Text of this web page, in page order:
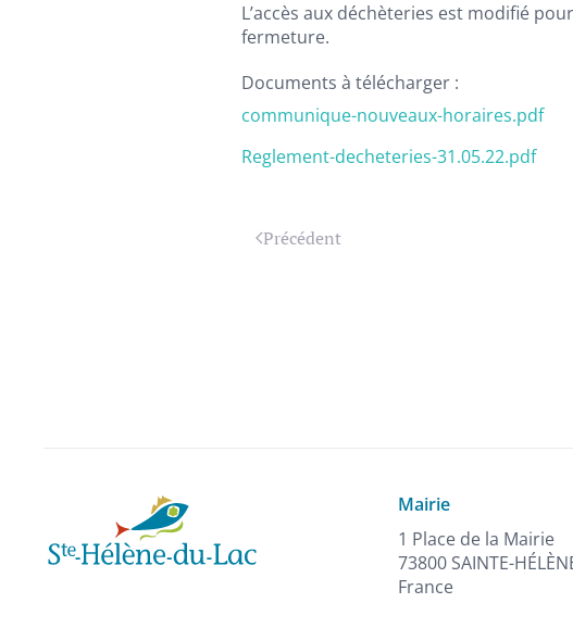
L’accès aux déchèteries est modifié
fermeture.
Documents à télécharger :
communique-nouveaux-horaires.pdf
Reglement-decheteries-31.05.22.pdf
Précédent
Mairie
1 Place de la Mairie
73800 SAINTE-
France